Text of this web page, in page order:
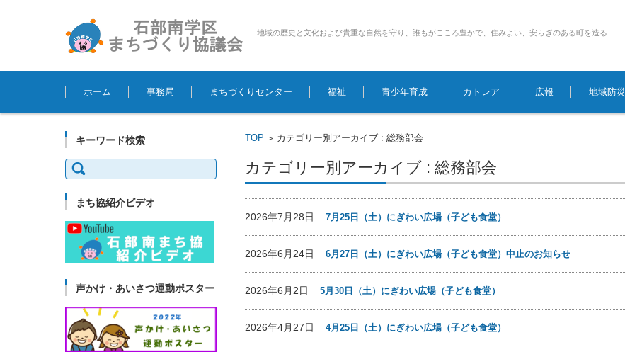
地域の歴史と文化および貴重な自然を守り、誰もがこころ豊かで、住みよい、安らぎのある町を造る
コンテンツに移動
ホーム
事務局 まちづくりセンター 福祉 青少年育成 カトレア 広報 地域防災
TOP > カテゴリー別アーカイブ : 総務部会
カテゴリー別アーカイブ : 総務部会
2026年7月28日7月25日（土）にぎわい広場（子ども食堂）
2026年6月24日6月27日（土）にぎわい広場（子ども食堂）中止のお知らせ
2026年6月2日5月30日（土）にぎわい広場（子ども食堂）
2026年4月27日4月25日（土）にぎわい広場（子ども食堂）
キーワード検索
検
索:
まち協紹介ビデオ
声かけ・あいさつ運動ポスター